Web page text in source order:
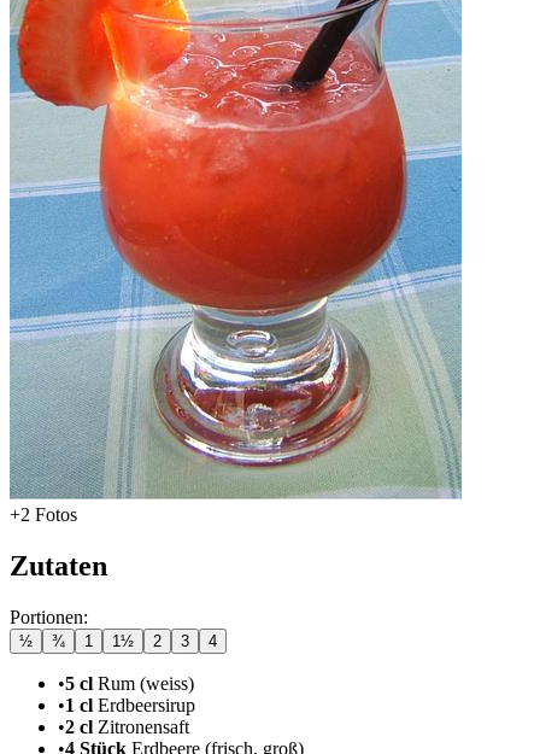
+2 Fotos
Zutaten
Portionen:
½ ¾ 1 1½ 2 3 4
•5 cl Rum (weiss)
•1 cl Erdbeersirup
•2 cl Zitronensaft
•4 Stück Erdbeere (frisch, groß)